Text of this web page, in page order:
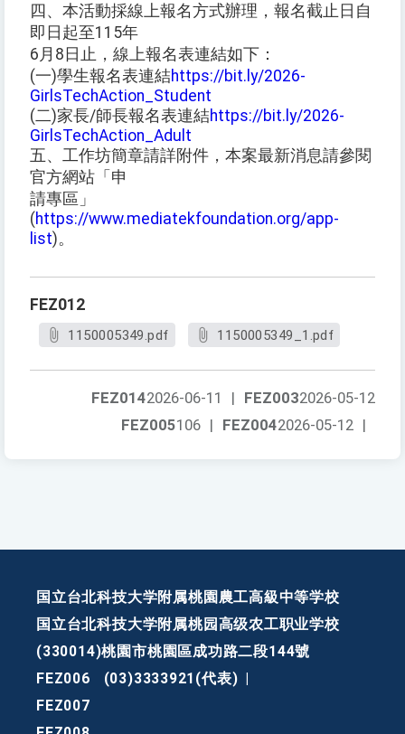
四、本活動採線上報名方式辦理，報名截止日自
即日起至115年
6月8日止，線上報名表連結如下：
(一)學生報名表連結https://bit.ly/2026-
GirlsTechAction_Student
(二)家長/師長報名表連結https://bit.ly/2026-
GirlsTechAction_Adult
五、工作坊簡章請詳附件，本案最新消息請參閱
官方網站「申
請專區」
(https://www.mediatekfoundation.org/app-
list)。
FEZ012
1150005349.pdf 1150005349_1.pdf
FEZ0032026-05-12
FEZ0142026-06-11
|
FEZ0042026-05-12 |
FEZ005106 |
国立台北科技大学附属桃園農工高級中等学校
国立台北科技大学附属桃园高级农工职业学校
(330014)桃園市桃園區成功路二段144號
FEZ006
(03)3333921(代表)
FEZ007